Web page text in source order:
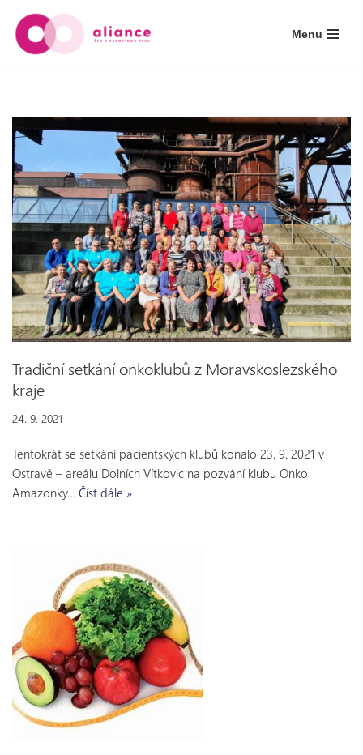
Přeskočit
Menu
Tradiční setkání onkoklubů z Moravskoslezského
kraje
24. 9. 2021
Tentokrát se setkání pacientských klubů konalo 23. 9. 2021 v
Ostravě – areálu Dolních Vítkovic na pozvání klubu Onko
Amazonky… Číst dále »